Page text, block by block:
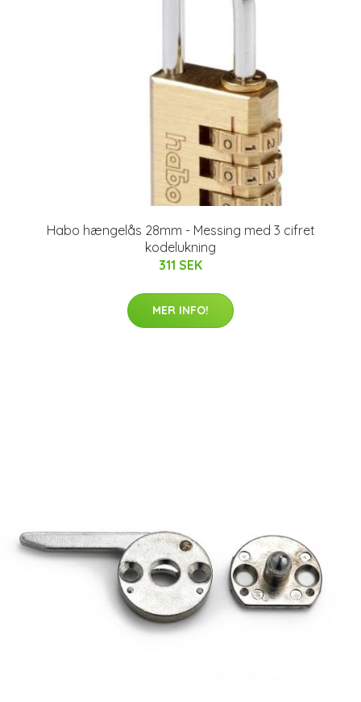
Habo hængelås 28mm - Messing med 3 cifret
kodelukning
311 SEK
MER INFO!